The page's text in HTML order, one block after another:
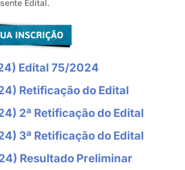
Edital.
Edital 75/2024
Retificação do Edital
2ª Retificação do Edital
3ª Retificação do Edital
Resultado Preliminar